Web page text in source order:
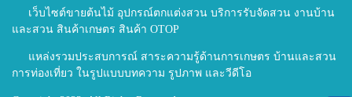
เว็บไซต์ขายต้นไม้ อุปกรณ์ตกแต่งสวน บริการรับจัดสวน งานบ้าน
และสวน สินค้าเกษตร สินค้า OTOP
แหล่งรวมประสบการณ์ สาระความรู้ด้านการเกษตร บ้านและสวน
การท่องเที่ยว ในรูปแบบบทความ รูปภาพ และวีดีโอ